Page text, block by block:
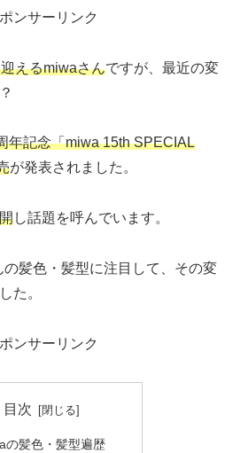
ンサーリンク
えるmiwaさんですが、最近の変
年記念「miwa 15th SPECIAL
が発表されました。
し話題を呼んでいます。
髪色・髪型に注目して、その変
た。
ンサーリンク
目次
の髪色・髪型遍歴